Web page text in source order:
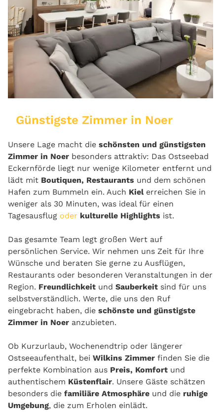
Günstigste Zimmer in Noer
Unsere Lage macht die schönsten und günstigsten
Zimmer in Noer besonders attraktiv: Das Ostseebad
Eckernförde liegt nur wenige Kilometer entfernt und
lädt mit Boutiquen, Restaurants und dem schönen
Hafen zum Bummeln ein. Auch Kiel erreichen Sie in
weniger als 30 Minuten, was ideal für einen
Tagesausflug oder kulturelle Highlights ist.
Das gesamte Team legt großen Wert auf
persönlichen Service. Wir nehmen uns Zeit für Ihre
Wünsche und beraten Sie gerne zu Ausflügen,
Restaurants oder besonderen Veranstaltungen in der
Region. Freundlichkeit und Sauberkeit sind für uns
selbstverständlich. Werte, die uns den Ruf
eingebracht haben, die schönste und günstigste
Zimmer in Noer anzubieten.
Ob Kurzurlaub, Wochenendtrip oder längerer
Ostseeaufenthalt, bei Wilkins Zimmer finden Sie die
perfekte Kombination aus Preis, Komfort und
authentischem Küstenflair. Unsere Gäste schätzen
besonders die familiäre Atmosphäre und die ruhige
Umgebung, die zum Erholen einlädt.